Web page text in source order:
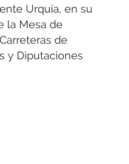
Urquía, en su
la Mesa de
de
y Diputaciones